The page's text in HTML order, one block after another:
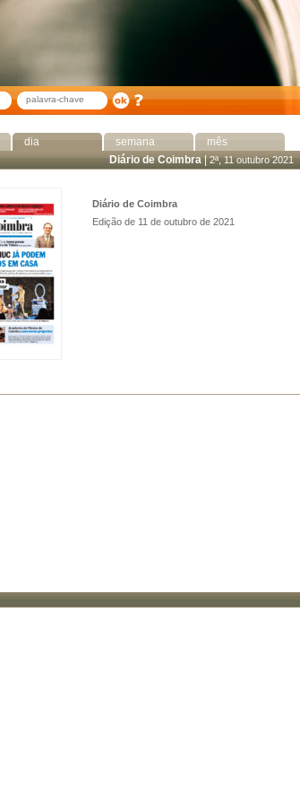
dia semana
mês
Diário de Coimbra|2ª, 11 outubro 2021
Diário de Coimbra
Edição de 11 de outubro de 2021